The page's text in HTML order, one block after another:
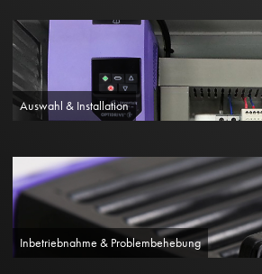
Auswahl & Installation
Inbetriebnahme & Problembehebung